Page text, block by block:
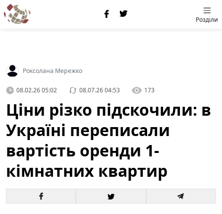
Розділи
Роксолана Мережко
08.02.26 05:02 08.07.26 04:53 173
Ціни різко підскочили: в
Україні переписали
вартість оренди 1-
кімнатних квартир